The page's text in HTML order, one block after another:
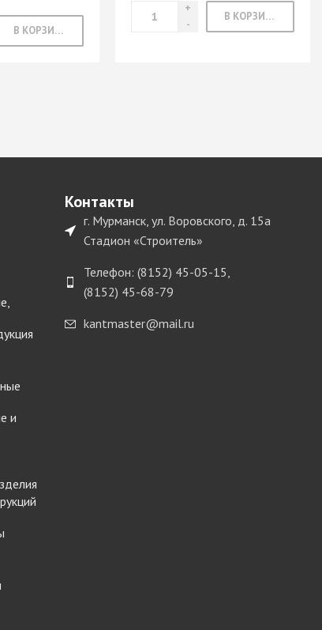
В КОРЗИНУ
В КОРЗИНУ
и
Контакты
г. Мурманск, ул. Воровского, д. 15а
Стадион «Строитель»
Телефон: (8152) 45-05-15,
(8152) 45-68-79
kantmaster@mail.ru